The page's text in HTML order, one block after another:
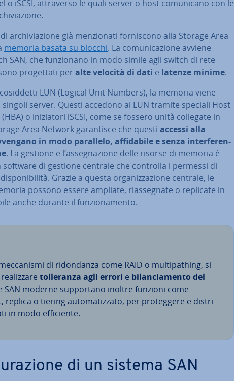
o iSCSI, at­tra­ver­so le quali server o host co­mu­ni­ca­no con le
ar­chi­via­zio­ne già men­zio­na­ti for­ni­sco­no alla Storage Area
memoria basata su blocchi. La co­mu­ni­ca­zio­ne avviene
SAN, che fun­zio­na­no in modo simile agli switch di rete
pro­get­ta­ti per alte velocità di dati e latenze minime.
LUN (Logical Unit Numbers), la memoria viene
singoli server. Questi accedono ai LUN tramite speciali Host
o ini­zia­to­ri iSCSI, come se fossero unità collegate in
Area Network ga­ran­ti­sce che questi accessi alla
in modo parallelo, af­fi­da­bi­le e senza in­ter­fe­ren­
. La gestione e l’as­se­gna­zio­ne delle risorse di memoria è
software di gestione centrale che controlla i permessi di
Grazie a questa or­ga­niz­za­zio­ne centrale, le
possono essere ampliate, rias­se­gna­te o replicate in
anche durante il fun­zio­na­men­to.
di ri­don­dan­za come RAID o mul­ti­pa­thing, si
tol­le­ran­za agli errori e bi­lan­cia­men­to del
SAN moderne sup­por­ta­no inoltre funzioni come
replica o tiering au­to­ma­tiz­za­to, per pro­teg­ge­re e di­stri­
in modo ef­fi­cien­te.
di un sistema SAN